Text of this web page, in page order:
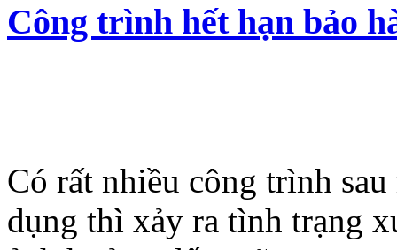
Công trình hết hạn bảo
Có rất nhiều công trình
dụng thì xảy ra tình trạng